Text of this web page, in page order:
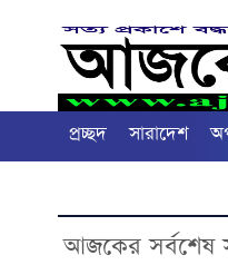
প্রচ্ছদ সারাদেশ
আজকের সর্বশেষ